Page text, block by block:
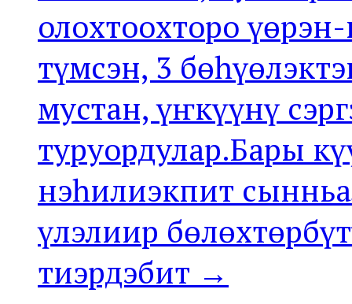
олохтоохторо
түмсэн, 3
мустан, үҥкүүнү
туруордулар.Бары
нэһилиэкпит
үлэлиир
тиэрдэбит →